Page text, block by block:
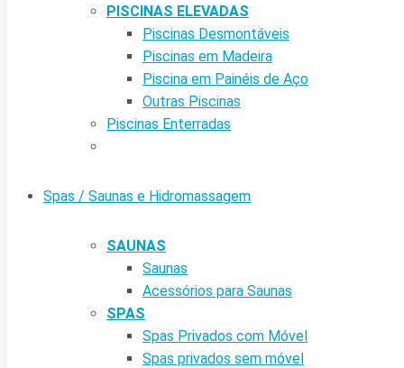
PISCINAS ELEVADAS
Piscinas Desmontáveis
Piscinas em Madeira
Piscina em Painéis de Aço
Outras Piscinas
Piscinas Enterradas
Spas / Saunas e Hidromassagem
SAUNAS
Saunas
Acessórios para Saunas
SPAS
Spas Privados com Móvel
Spas privados sem móvel